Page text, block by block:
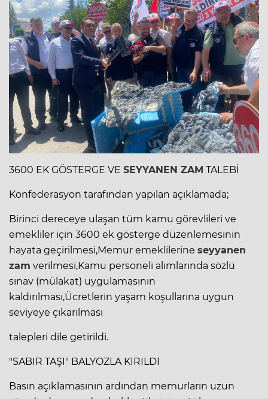
3600 EK GÖSTERGE VE SEYYANEN ZAM TALEBİ
Konfederasyon tarafından yapılan açıklamada;
Birinci dereceye ulaşan tüm kamu görevlileri ve
emekliler için 3600 ek gösterge düzenlemesinin
hayata geçirilmesi,Memur emeklilerine seyyanen
zam verilmesi,Kamu personeli alımlarında sözlü
sınav (mülakat) uygulamasının
kaldırılması,Ücretlerin yaşam koşullarına uygun
seviyeye çıkarılması
talepleri dile getirildi.
"SABIR TAŞI" BALYOZLA KIRILDI
Basın açıklamasının ardından memurların uzun